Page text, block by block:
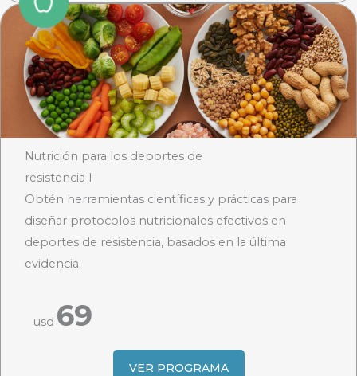
Nutrición para los deportes de
resistencia I
Obtén herramientas científicas y prácticas para
diseñar protocolos nutricionales efectivos en
deportes de resistencia, basados en la última
evidencia.
usd 69
VER PROGRAMA